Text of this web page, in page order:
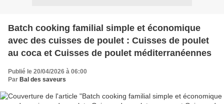
Batch cooking familial simple et économique
avec des cuisses de poulet : Cuisses de poulet
au coca et Cuisses de poulet méditerranéennes
Publié le 20/04/2026 à 06:00
Par Bal des saveurs